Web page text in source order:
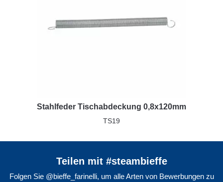
Stahlfeder Tischabdeckung 0,8x120mm
TS19
Teilen mit #steambieffe
Folgen Sie @bieffe_farinelli, um alle Arten von Bewerbungen zu